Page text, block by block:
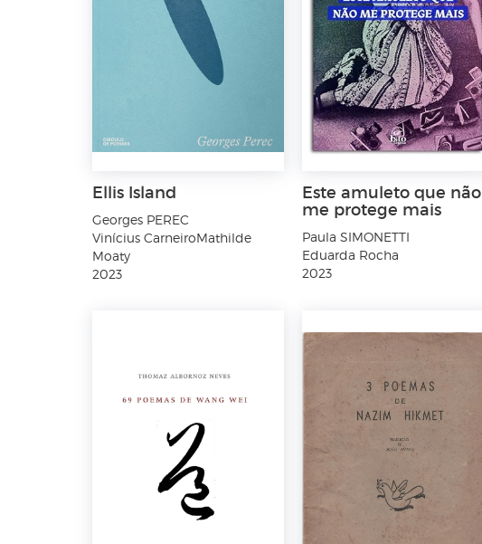
Ellis Island
Georges PEREC
Vinícius CarneiroMathilde
Moaty
2023
Este amuleto que não
me protege mais
Paula SIMONETTI
Eduarda Rocha
2023